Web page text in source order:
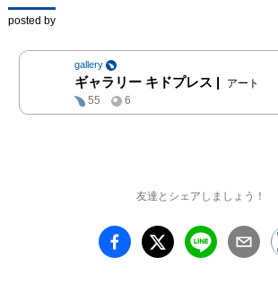
ギャラリー キドプレス
では、2019年4月27日
(土)から6月2日(日)ま
で、現代美術家・束芋
(たばいも)による新作版
画展『束芋：Ghost
のモノタイプ作品の中か
いたします。制作は2019
年1月上旬から展覧会が
posted by
gallery
ギャラリー キドプレス |
アート
55
6
友達とシェアしましょう！